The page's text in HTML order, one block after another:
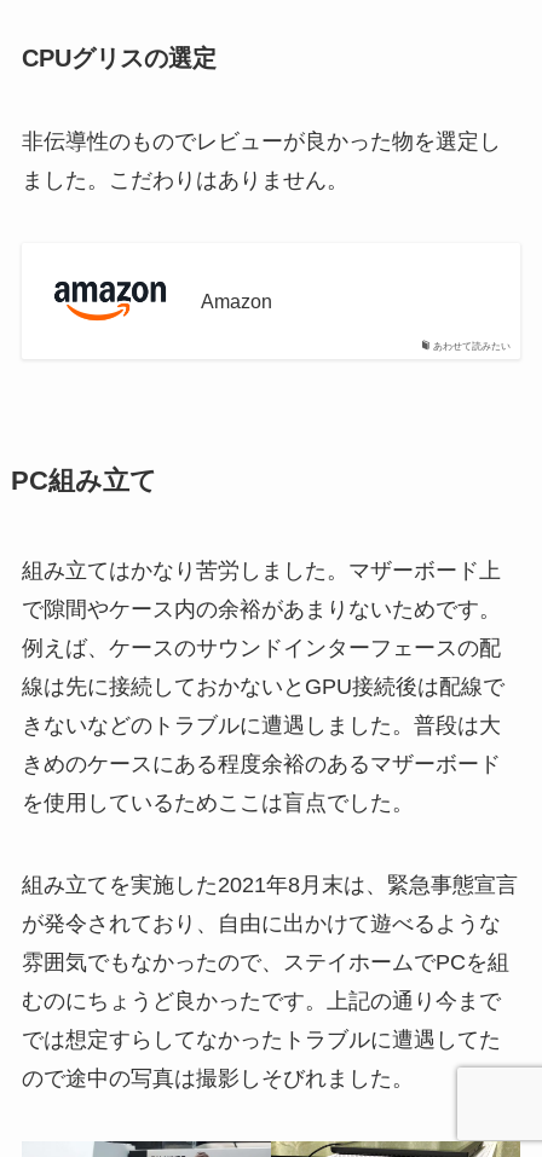
CPUグリスの選定
非伝導性のものでレビューが良かった物を選定し
ました。こだわりはありません。
あわせて読みたい
Amazon
PC組み立て
組み立てはかなり苦労しました。マザーボード上
で隙間やケース内の余裕があまりないためです。
例えば、ケースのサウンドインターフェースの配
線は先に接続しておかないとGPU接続後は配線で
きないなどのトラブルに遭遇しました。普段は大
きめのケースにある程度余裕のあるマザーボード
を使用しているためここは盲点でした。
組み立てを実施した2021年8月末は、緊急事態宣言
が発令されており、自由に出かけて遊べるような
雰囲気でもなかったので、ステイホームでPCを組
むのにちょうど良かったです。上記の通り今まで
では想定すらしてなかったトラブルに遭遇してた
ので途中の写真は撮影しそびれました。